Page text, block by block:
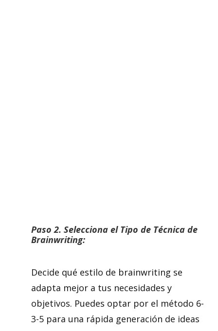
Paso 2. Selecciona el Tipo de Técnica de
Brainwriting:
Decide qué estilo de brainwriting se
adapta mejor a tus necesidades y
objetivos. Puedes optar por el método 6-
3-5 para una rápida generación de ideas